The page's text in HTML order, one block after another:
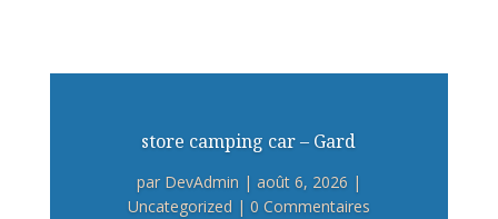
store camping car – Gard
par DevAdmin | août 6, 2026 |
Uncategorized | 0 Commentaires